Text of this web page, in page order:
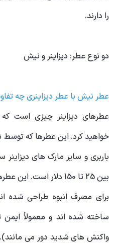
را دارند.
دو نوع عطر: دیزاینر و نیش
عطر نیش با عطر دیزاینری چه
عطرهای دیزاینر چیزی است
خواهید کرد. این عطرها که توسط
باربری و سایر مارک های
بین 25 تا 150 دلار
برای مصرف انبوه طراحی شده
ساخته شده اند و معمولاً
واکنش های شدید دور می